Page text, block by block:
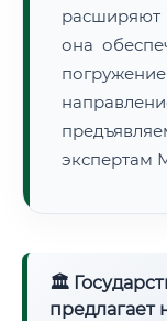
расширяют
она
экспертам
🏛
предлагает